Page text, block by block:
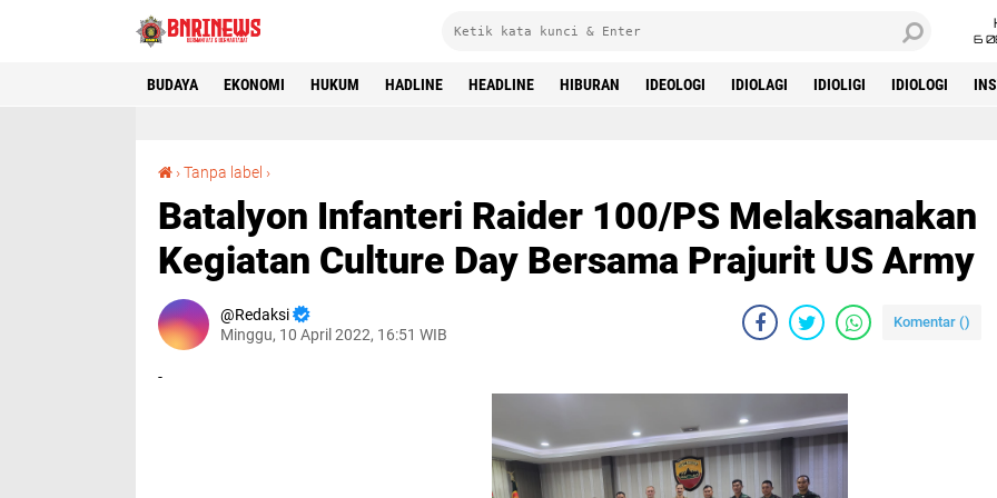
6
BUDAYA EKONOMI HUKUM HADLINE HEADLINE HIBURAN IDEOLOGI IDIOLAGI IDIOLIGI IDIOLOGI
›Tanpa label ›
Batalyon Infanteri Raider 100/PS Melaksanakan
Kegiatan Culture Day Bersama Prajurit US Army
Redaksi
Minggu, 10 April 2022, 16:51 WIB
Komentar ()
-